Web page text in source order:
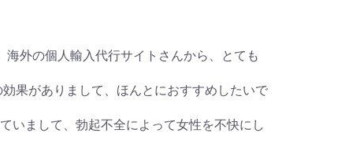
外の個人輸入代行サイトさんから、とても
果がありまして、ほんとにおすすめしたいで
いまして、勃起不全によって女性を不快にし